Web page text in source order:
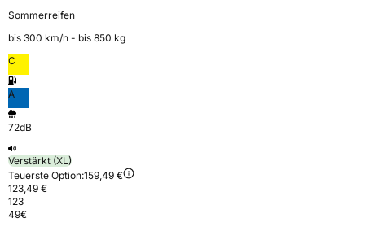
Sommerreifen
bis 300 km⁠/⁠h - bis 850 kg
C
A
72dB
Verstärkt (XL)
Teuerste Option:159,49 €
123,49 €
123
49€